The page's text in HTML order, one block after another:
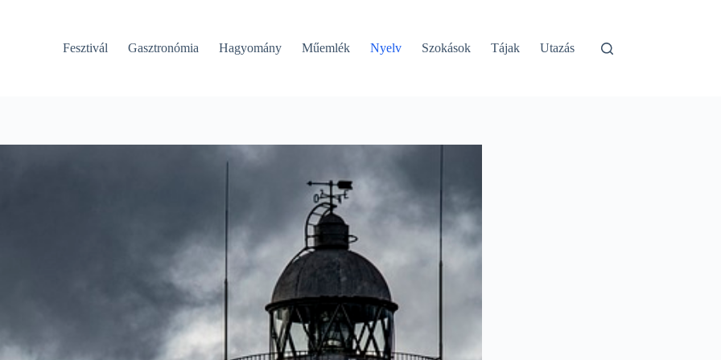
Fesztivál Gasztronómia Hagyomány Műemlék Nyelv Szokások Tájak Utazás